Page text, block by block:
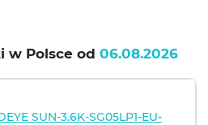
w Polsce od 06.08.2026
SUN-3.6K-SG05LP1-EU-